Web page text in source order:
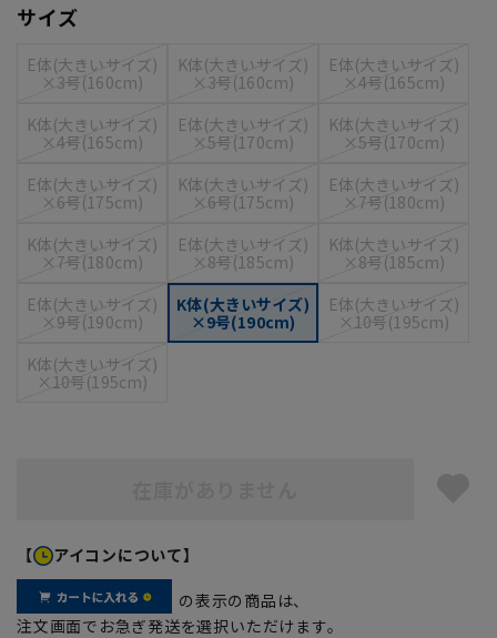
サイズ
E体(大きいサイズ)
×3号(160cm)
K体(大きいサイズ)
×3号(160cm)
E体(大きいサイズ)
×4号(165cm)
K体(大きいサイズ)
×4号(165cm)
E体(大きいサイズ)
×5号(170cm)
K体(大きいサイズ)
×5号(170cm)
E体(大きいサイズ)
×6号(175cm)
K体(大きいサイズ)
×6号(175cm)
E体(大きいサイズ)
×7号(180cm)
K体(大きいサイズ)
×7号(180cm)
E体(大きいサイズ)
×8号(185cm)
K体(大きいサイズ)
×8号(185cm)
E体(大きいサイズ)
×9号(190cm)
K体(大きいサイズ)
×9号(190cm)
E体(大きいサイズ)
×10号(195cm)
K体(大きいサイズ)
×10号(195cm)
【 アイコンについて】
の表示の商品は、
注文画面でお急ぎ発送を選択いただけます。